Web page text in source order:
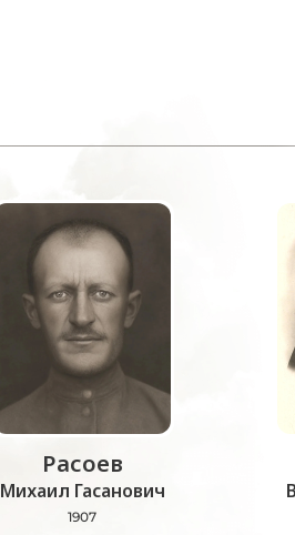
Расоев
Михаил Гасанович
1907